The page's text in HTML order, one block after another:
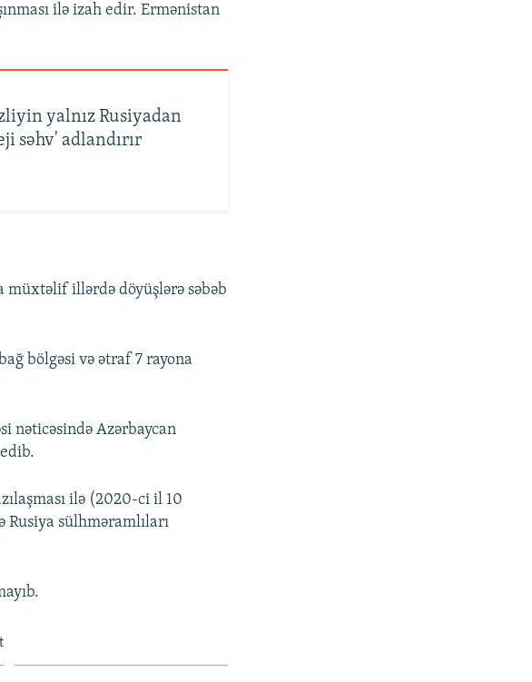
ilə izah edir. Ermənistan
yalnız Rusiyadan
səhv' adlandırır
müxtəlif illərdə döyüşlərə səbəb
bölgəsi və ətraf 7 rayona
nəticəsində Azərbaycan
ilə (2020-ci il 10
Rusiya sülhməramlıları